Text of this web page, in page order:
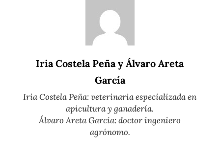
Iria Costela Peña y Álvaro Areta
García
Iria Costela Peña: veterinaria especializada en
apicultura y ganadería.
Álvaro Areta García: doctor ingeniero
agrónomo.